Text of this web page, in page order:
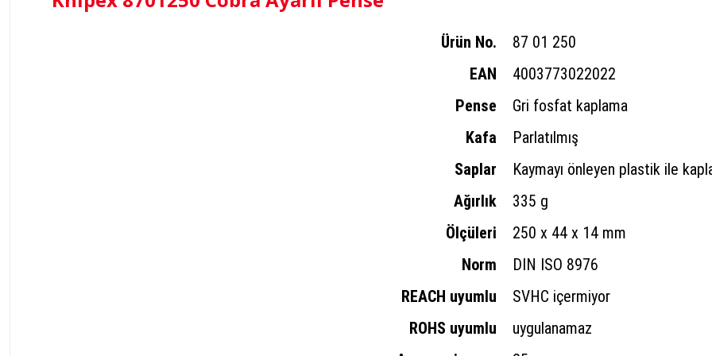
Ürün No.
87 01 250
EAN
4003773022022
Pense
Gri fosfat kaplama
Kafa
Parlatılmış
Saplar
Kaymayı önleyen plastik ile
Ağırlık
335 g
Ölçüleri
250 x 44 x 14 mm
Norm
DIN ISO 8976
REACH uyumlu
SVHC içermiyor
ROHS uyumlu
uygulanamaz